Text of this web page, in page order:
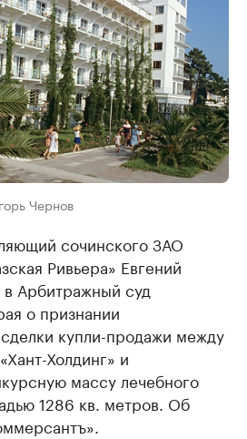
Чернов
сочинского ЗАО
Ривьера» Евгений
Арбитражный суд
о признании
купли-продажи между
Холдинг» и
массу лечебного
1286 кв. метров. Об